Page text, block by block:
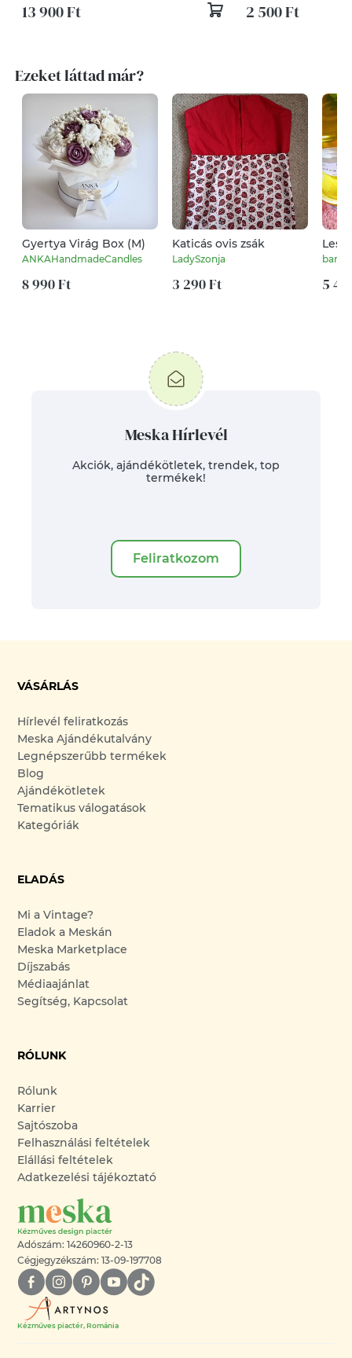
13 900 Ft 2 500 Ft
Ezeket láttad már?
Gyertya Virág Box (M)
ANKAHandmadeCandles
8 990 Ft
Katicás ovis zsák
LadySzonja
3 290 Ft 5
Meska Hírlevél
Akciók, ajándékötletek, trendek, top
termékek!
Feliratkozom
VÁSÁRLÁS
Hírlevél feliratkozás
Meska Ajándékutalvány
Legnépszerűbb termékek
Blog
Ajándékötletek
Tematikus válogatások
Kategóriák
ELADÁS
Mi a Vintage?
Eladok a Meskán
Meska Marketplace
Díjszabás
Médiaajánlat
Segítség, Kapcsolat
RÓLUNK
Rólunk
Karrier
Sajtószoba
Felhasználási feltételek
Elállási feltételek
Adatkezelési tájékoztató
Adószám: 14260960-2-13
Cégjegyzékszám: 13-09-197708
Kézműves piactér, Románia